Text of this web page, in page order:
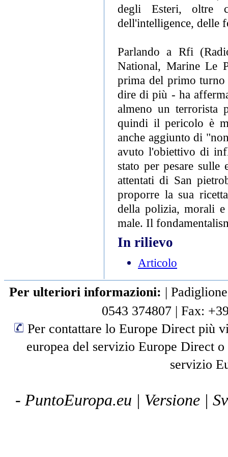
degli Esteri, oltre
dell'intelligence, delle
Parlando a Rfi
National, Marine Le
prima del primo turno
dire di più - ha
almeno un terrorista
quindi il pericolo è
anche aggiunto di
avuto l'obiettivo di
stato per pesare
attentati di San
proporre la sua
della polizia, morali
male. Il
In rilievo
Articolo
Per ulteriori informazioni: |
0543 374807 | Fax:
Per contattare lo Europe Direct più
europea del servizio Europe Direct
servizio
- PuntoEuropa.eu | Versione |